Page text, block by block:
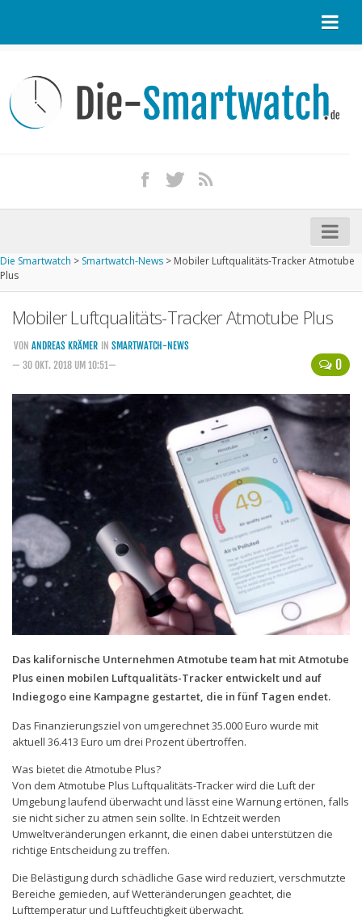
Kontakt / Tipp geben
Impressum
iPhone kaufen
Startseite
Kommende Smartwatches
Marken und Modelle
Handytarife
BASE
Smartphonetarife
Smartphonetarife
Prepaid-Tarife
Datentarife
Flatrate-Prepaidtarife
Mobilfunk-Tarifrechner
Flatrate-Datentarife
Die Smartwatch > Smartwatch-News > Mobiler Luftqualitäts-Tracker Atmotube
Plus
Mobiler Luftqualitäts-Tracker Atmotube Plus
0
VON ANDREAS KRÄMER IN SMARTWATCH-NEWS
— 30 OKT. 2018 UM 10:51—
Das kalifornische Unternehmen Atmotube team hat mit Atmotube
Plus einen mobilen Luftqualitäts-Tracker entwickelt und auf
Indiegogo eine Kampagne gestartet, die in fünf Tagen endet.
Das Finanzierungsziel von umgerechnet 35.000 Euro wurde mit
aktuell 36.413 Euro um drei Prozent übertroffen.
Was bietet die Atmotube Plus?
Von dem Atmotube Plus Luftqualitäts-Tracker wird die Luft der
Umgebung laufend überwacht und lässt eine Warnung ertönen, falls
sie nicht sicher zu atmen sein sollte. In Echtzeit werden
Umweltveränderungen erkannt, die einen dabei unterstützen die
richtige Entscheidung zu treffen.
Die Belästigung durch schädliche Gase wird reduziert, verschmutzte
Bereiche gemieden, auf Wetteränderungen geachtet, die
Lufttemperatur und Luftfeuchtigkeit überwacht.